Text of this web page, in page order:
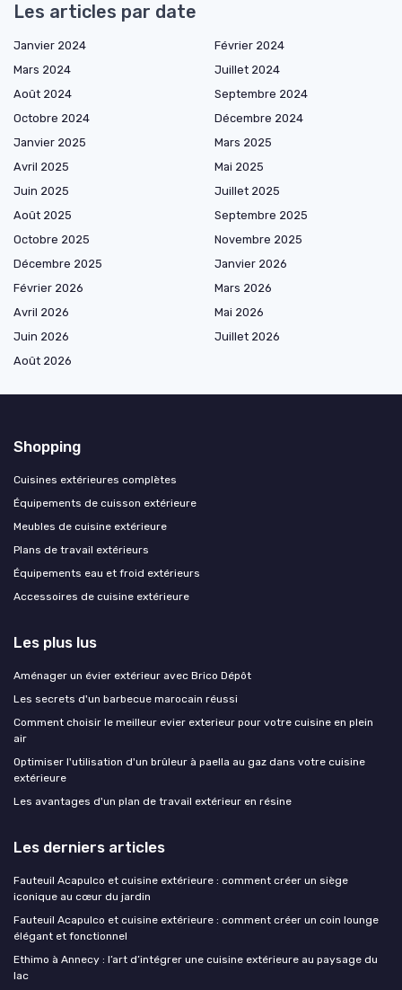
Les articles par date
Janvier 2024
Février 2024
Mars 2024
Juillet 2024
Août 2024
Septembre 2024
Octobre 2024
Décembre 2024
Janvier 2025
Mars 2025
Avril 2025
Mai 2025
Juin 2025
Juillet 2025
Août 2025
Septembre 2025
Octobre 2025
Novembre 2025
Décembre 2025
Janvier 2026
Février 2026
Mars 2026
Avril 2026
Mai 2026
Juin 2026
Juillet 2026
Août 2026
Shopping
Cuisines extérieures complètes
Équipements de cuisson extérieure
Meubles de cuisine extérieure
Plans de travail extérieurs
Équipements eau et froid extérieurs
Accessoires de cuisine extérieure
Les plus lus
Aménager un évier extérieur avec Brico Dépôt
Les secrets d'un barbecue marocain réussi
Comment choisir le meilleur evier exterieur pour votre cuisine en plein
air
Optimiser l'utilisation d'un brûleur à paella au gaz dans votre cuisine
extérieure
Les avantages d'un plan de travail extérieur en résine
Les derniers articles
Fauteuil Acapulco et cuisine extérieure : comment créer un siège
iconique au cœur du jardin
Fauteuil Acapulco et cuisine extérieure : comment créer un coin lounge
élégant et fonctionnel
Ethimo à Annecy : l’art d’intégrer une cuisine extérieure au paysage du
lac